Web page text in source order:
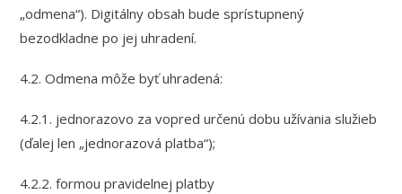
„odmena“). Digitálny obsah bude sprístupnený
bezodkladne po jej uhradení.
4.2. Odmena môže byť uhradená:
4.2.1. jednorazovo za vopred určenú dobu užívania služieb
(ďalej len „jednorazová platba“);
4.2.2. formou pravidelnej platby